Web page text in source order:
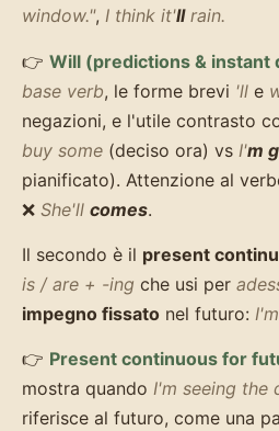
window.", I think it'llrain.
👉 Will (predictions & instant
base verb, le forme brevi 'll e
negazioni, e l'utile contrasto
buy some (deciso ora) vs I'm
pianificato). Attenzione al
❌ She'll comes.
Il secondo è il present
is / are + -ing che usi per
impegno fissato nel futuro: I'm
👉 Present continuous for
mostra quando I'm seeing the
riferisce al futuro, come una